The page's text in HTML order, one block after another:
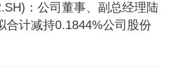
：公司董事、副总经理陆
合计减持0.1844%公司股份